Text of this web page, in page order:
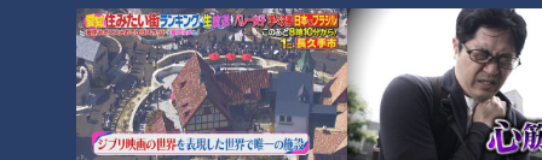
オススメ関連コンテンツ